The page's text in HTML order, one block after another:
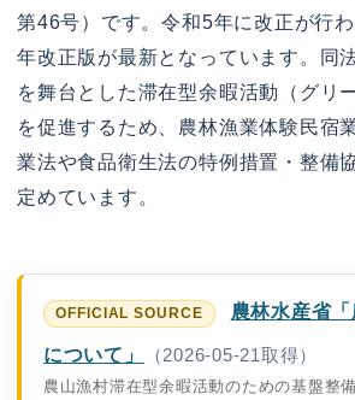
第46号）です。令和5年に改正が行
年改正版が最新となっています。同
を舞台とした滞在型余暇活動（グリ
を促進するため、農林漁業体験民宿
業法や食品衛生法の特例措置・整備
定めています。
農林水産省
について」
（2026-05-21取得）
農山漁村滞在型余暇活動のための基盤整